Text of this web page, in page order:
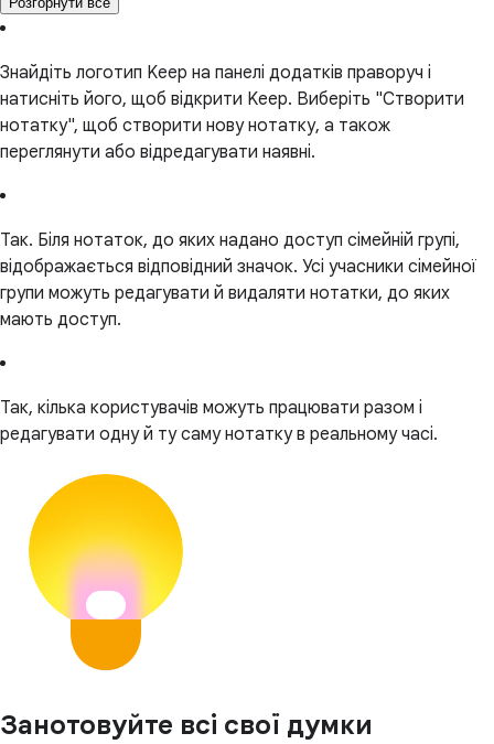
Знайдіть логотип Keep на панелі додатків праворуч і
натисніть його, щоб відкрити Keep. Виберіть "Створити
нотатку", щоб створити нову нотатку, а також
переглянути або відредагувати наявні.
Так. Біля нотаток, до яких надано доступ сімейній групі,
відображається відповідний значок. Усі учасники сімейної
групи можуть редагувати й видаляти нотатки, до яких
мають доступ.
Так, кілька користувачів можуть працювати разом і
редагувати одну й ту саму нотатку в реальному часі.
Занотовуйте всі свої думки